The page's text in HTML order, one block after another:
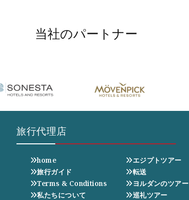
当社のパートナー
旅行代理店
home
旅行ガイド
Terms & Conditions
私たちについて
エジプトツアー
転送
ヨルダンのツアー
巡礼ツアー